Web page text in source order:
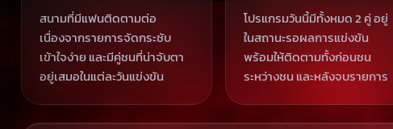
สนามที่มีแฟนติดตามต่อ
เนื่องจากรายการจัดกระชับ
เข้าใจง่าย และมีคู่ชนที่น่าจับตา
อยู่เสมอในแต่ละวันแข่งขัน
โปรแกรมวันนี้มีทั้งหมด 2 คู่ อยู่
ในสถานะรอผลการแข่งขัน
พร้อมให้ติดตามทั้งก่อนชน
ระหว่างชน และหลังจบรายการ